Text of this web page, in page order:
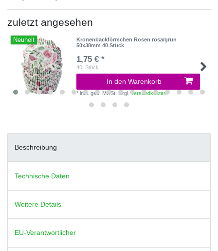
zuletzt angesehen
Neuheit
Kronenbackförmchen Rosen rosa/grün
50x38mm 40 Stück
1,75 € *
40 Stück
In den Warenkorb
*inkl. ges. MwSt. zzgl.Versandkosten
Beschreibung
Technische Daten
Weitere Details
EU-Verantwortlicher